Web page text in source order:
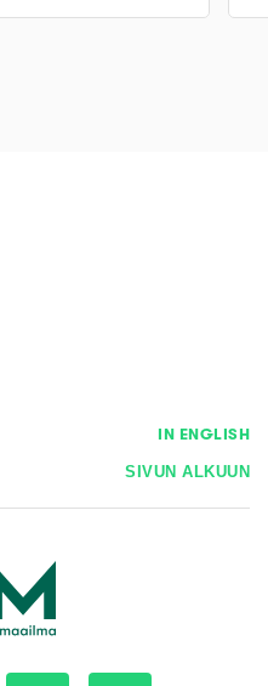
IN ENGLISH
SIVUN ALKUUN